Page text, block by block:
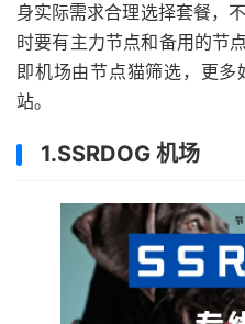
身实际需求合理选择套餐，
时要有主力节点和备用的节
即机场由节点猫筛选，更
站。
1.SSRDOG 机场